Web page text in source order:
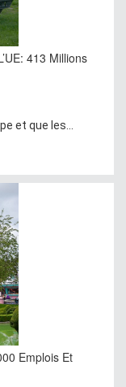
413 Millions
et que les...
Emplois Et